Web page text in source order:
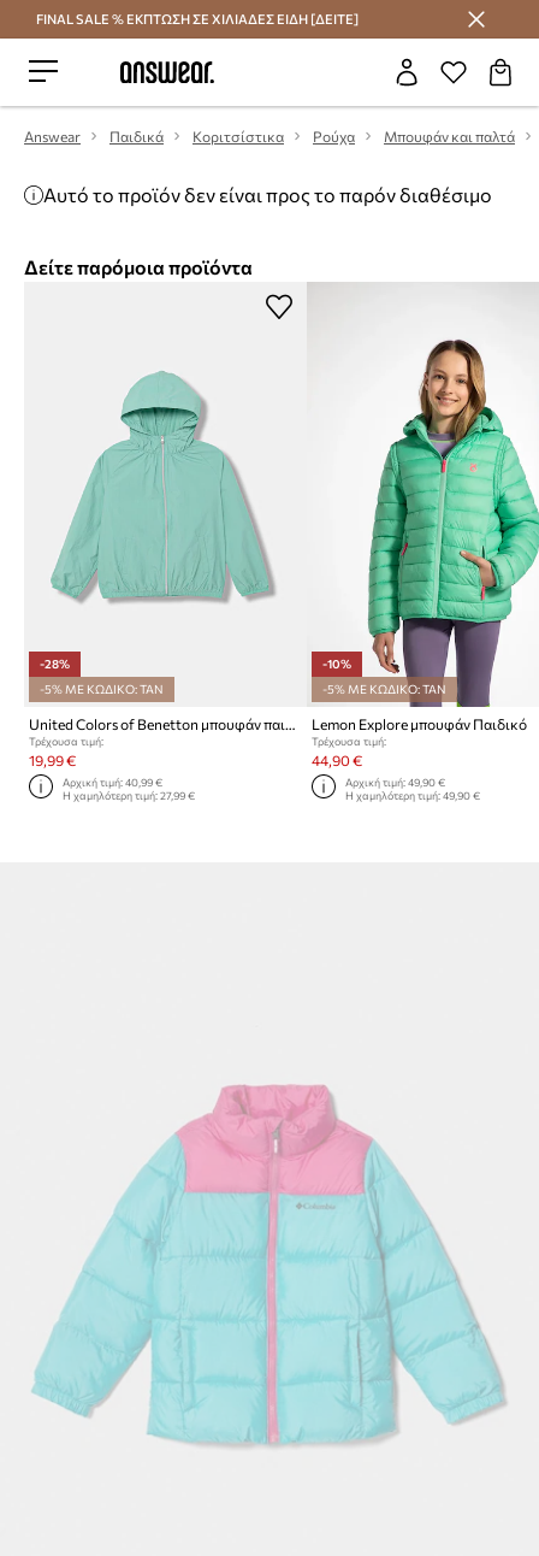
Εξοικονομήστε με το Answear Club
FINAL SALE % ΕΚΠΤΩΣΗ ΣΕ ΧΙΛΙΑΔΕΣ ΕΙΔΗ [ΔΕΙΤΕ]
Answear Παιδικά Κοριτσίστικα Ρούχα Μπουφάν και παλτά
Αυτό το προϊόν δεν είναι προς το παρόν διαθέσιμο
Δείτε παρόμοια προϊόντα
-28%
-5% ΜΕ ΚΩΔΙΚΟ: TAN
United Colors of Benetton μπουφάν παιδικό
Τρέχουσα τιμή:
19,99 €
Αρχική τιμή:40,99 €
Η χαμηλότερη τιμή:27,99 €
-10%
-5% ΜΕ ΚΩΔΙΚΟ: TAN
Lemon Explore μπουφάν Παιδικό
Τρέχουσα τιμή:
44,90 €
Αρχική τιμή: 49,90 €
Η χαμηλότερη τιμή: 49,90 €